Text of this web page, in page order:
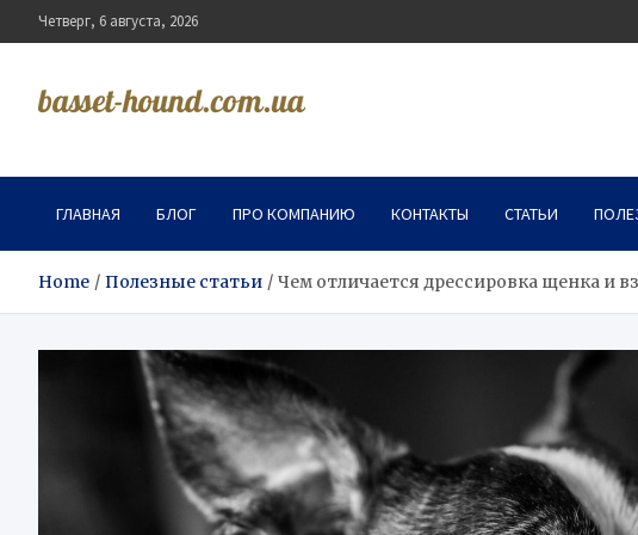
to
Четверг, 6 августа, 2026
basset-hound.com.ua
ГЛАВНАЯ БЛОГ ПРО КОМПАНИЮ КОНТАКТЫ СТАТЬИ
Home Полезные статьи Чем отличается дрессировка щенка и